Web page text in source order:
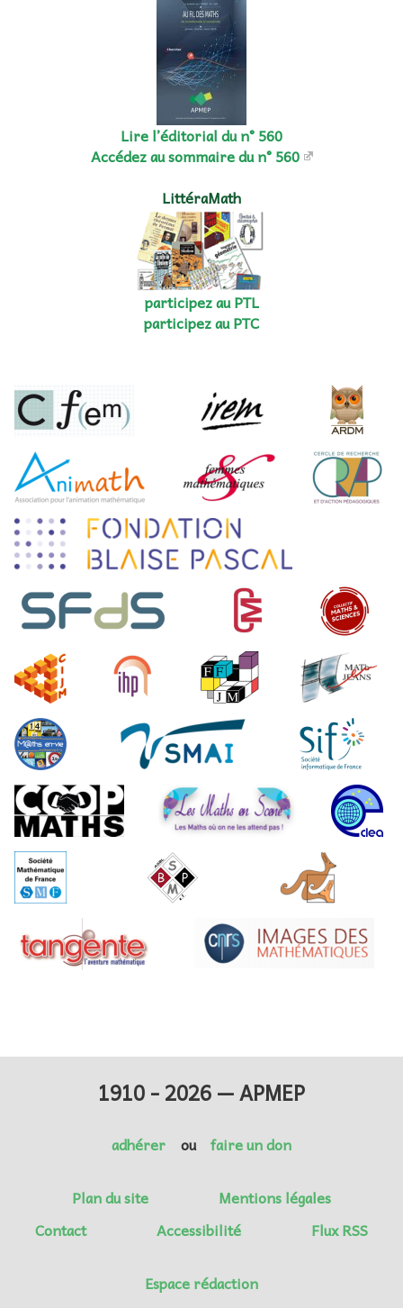
Lire l’éditorial du n° 560
Accédez au sommaire du n° 560
LittéraMath
participez au PTL
participez au PTC
1910 - 2026 — APMEP
adhérer ou faire un don
Plan du site
Mentions légales
Contact
Accessibilité Flux RSS
Espace rédaction